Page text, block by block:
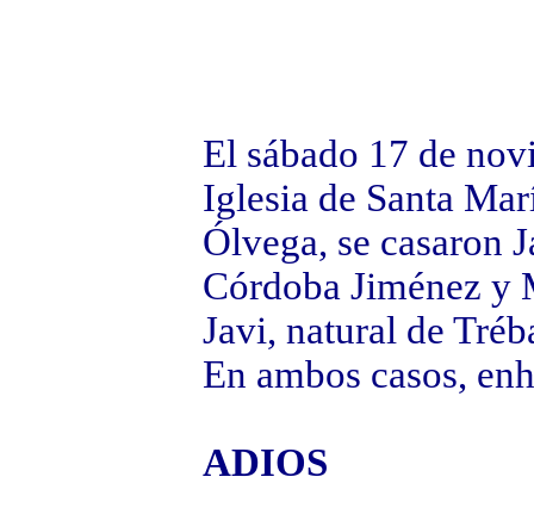
El sábado 17 de
Iglesia de Santa
Ólvega, se casaron
Córdoba Jiménez y
Javi, natural de
En ambos casos,
ADIOS